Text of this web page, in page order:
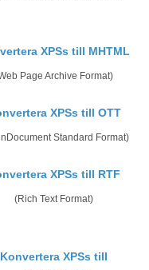
XPSs till MHTML
Page Archive Format)
XPSs till OTT
Standard Format)
XPSs till RTF
(Rich Text Format)
Konvertera XPSs till